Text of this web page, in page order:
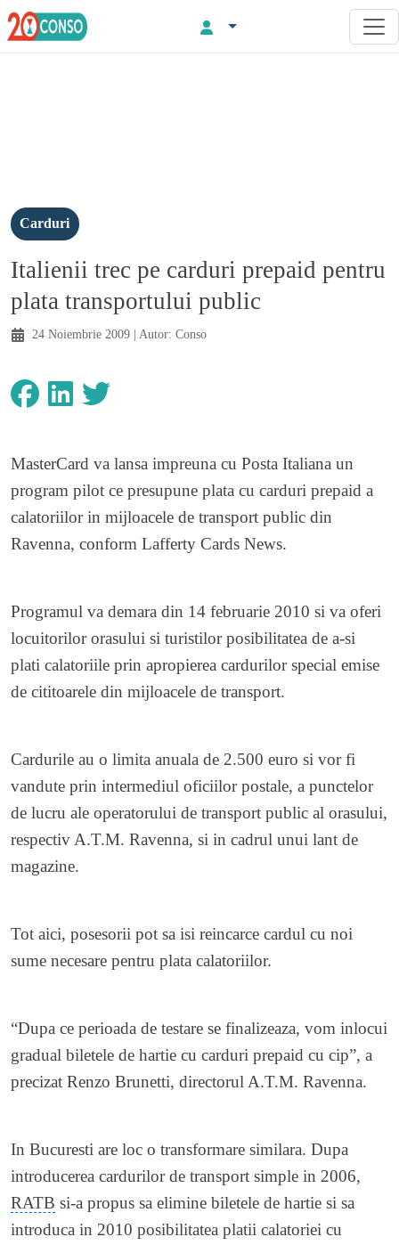
Carduri
Italienii trec pe carduri prepaid pentru
plata transportului public
24 Noiembrie 2009 | Autor: Conso
MasterCard va lansa impreuna cu Posta Italiana un
program pilot ce presupune plata cu carduri prepaid a
calatoriilor in mijloacele de transport public din
Ravenna, conform Lafferty Cards News.
Programul va demara din 14 februarie 2010 si va oferi
locuitorilor orasului si turistilor posibilitatea de a-si
plati calatoriile prin apropierea cardurilor special emise
de cititoarele din mijloacele de transport.
Cardurile au o limita anuala de 2.500 euro si vor fi
vandute prin intermediul oficiilor postale, a punctelor
de lucru ale operatorului de transport public al orasului,
respectiv A.T.M. Ravenna, si in cadrul unui lant de
magazine.
Tot aici, posesorii pot sa isi reincarce cardul cu noi
sume necesare pentru plata calatoriilor.
“Dupa ce perioada de testare se finalizeaza, vom inlocui
gradual biletele de hartie cu carduri prepaid cu cip”, a
precizat Renzo Brunetti, directorul A.T.M. Ravenna.
In Bucuresti are loc o transformare similara. Dupa
introducerea cardurilor de transport simple in 2006,
RATB si-a propus sa elimine biletele de hartie si sa
introduca in 2010 posibilitatea platii calatoriei cu